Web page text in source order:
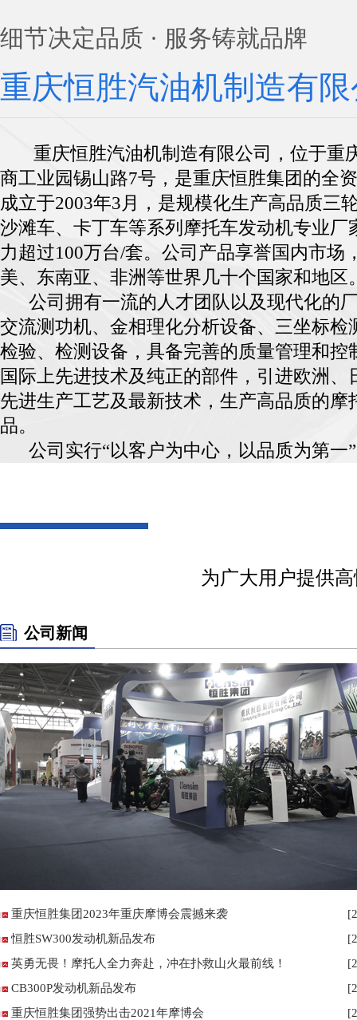
细节决定品质 · 服务铸就品牌
重庆恒胜汽油机制造有
重庆恒胜汽油机制造有限公司，位于重
商工业园锡山路7号，是重庆恒胜集团的全
成立于2003年3月，是规模化生产高品质三
沙滩车、卡丁车等系列摩托车发动机专业厂
力超过100万台/套。公司产品享誉国内市场
美、东南亚、非洲等世界几十个国家和地区
公司拥有一流的人才团队以及现代化的
交流测功机、金相理化分析设备、三坐标检
检验、检测设备，具备完善的质量管理和控
国际上先进技术及纯正的部件，引进欧洲、
先进生产工艺及最新技术，生产高品质的摩
品。
公司实行“以客户为中心，以品质为第一
为广大用户提供
公司新闻
重庆恒胜集团2023年重庆摩博会震撼来袭
恒胜SW300发动机新品发布
英勇无畏！摩托人全力奔赴，冲在扑救山火最前线！
CB300P发动机新品发布
重庆恒胜集团强势出击2021年摩博会